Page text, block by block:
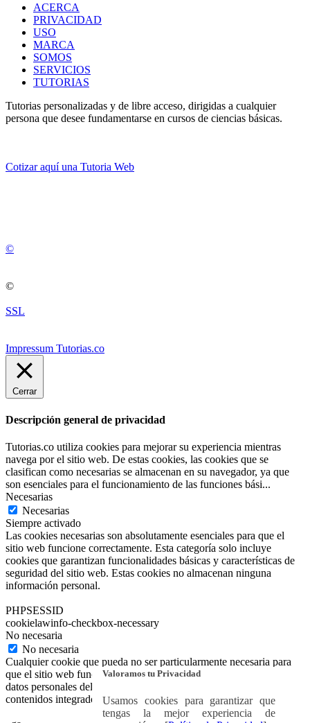
ACERCA
PRIVACIDAD
USO
MARCA
SOMOS
SERVICIOS
TUTORIAS
Tutorias personalizadas y de libre acceso, dirigidas a cualquier
persona que desee fundamentarse en cursos de ciencias básicas.
Cotizar aquí una Tutoria Web
©
©
SSL
Impressum Tutorias.co
Valoramos tu Privacidad
Usamos cookies para garantizar que
tengas la mejor experiencia de
Cerrar
Descripción general de privacidad
Tutorias.co utiliza cookies para mejorar su experiencia mientras
navega por el sitio web. De estas cookies, las cookies que se
clasifican como necesarias se almacenan en su navegador, ya que
son esenciales para el funcionamiento de las funciones bási...
Necesarias
Necesarias
Siempre activado
Las cookies necesarias son absolutamente esenciales para que el
sitio web funcione correctamente. Esta categoría solo incluye
cookies que garantizan funcionalidades básicas y características de
seguridad del sitio web. Estas cookies no almacenan ninguna
información personal.
PHPSESSID
cookielawinfo-checkbox-necessary
No necesaria
No necesaria
Cualquier cookie que pueda no ser particularmente necesaria para
que el sitio web funcione y se utilice específicamente para recopilar
datos personales del usuario a través de análisis, anuncios y otros
contenidos integrados se denomina cookie no necesaria.